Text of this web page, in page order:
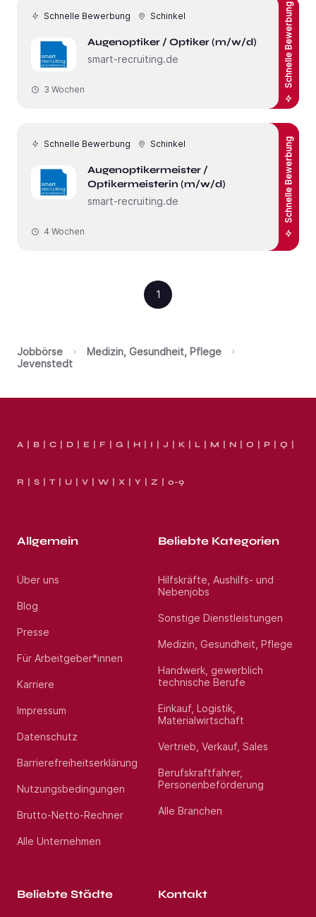
Schnelle Bewerbung Schinkel
Augenoptiker / Optiker (m/w/d)
smart-recruiting.de
Schnelle Bewerbung
3 Wochen
Schnelle Bewerbung Schinkel
Augenoptikermeister /
Optikermeisterin (m/w/d)
smart-recruiting.de
Schnelle Bewerbung
4 Wochen
1
Jobbörse
Medizin, Gesundheit, Pflege
Jevenstedt
A B C D E F G H I J K L M N O P Q
R S T U V W X Y Z 0-9
Allgemein
Über uns
Blog
Presse
Für Arbeitgeber*innen
Karriere
Impressum
Datenschutz
Barrierefreiheitserklärung
Nutzungsbedingungen
Brutto-Netto-Rechner
Alle Unternehmen
Beliebte Kategorien
Hilfskräfte, Aushilfs- und
Nebenjobs
Sonstige Dienstleistungen
Medizin, Gesundheit, Pflege
Handwerk, gewerblich
technische Berufe
Einkauf, Logistik,
Materialwirtschaft
Vertrieb, Verkauf, Sales
Berufskraftfahrer,
Personenbeförderung
Alle Branchen
Beliebte Städte Kontakt